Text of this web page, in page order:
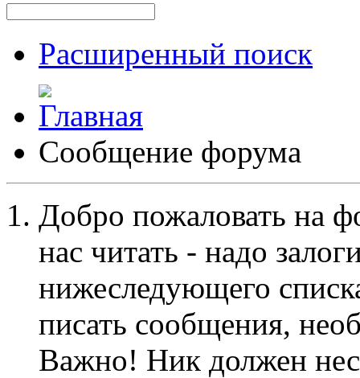
Расширенный поиск
Сообщение форума
Добро пожаловать на
нас читать - надо
нижеследующего
писать сообщения,
Важно! Ник должен